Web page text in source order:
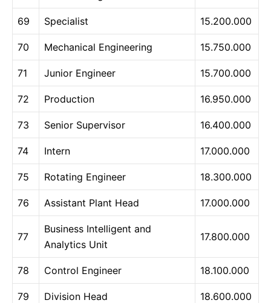
69 Specialist 15.200.000
70 Mechanical Engineering 15.750.000
71 Junior Engineer 15.700.000
72 Production 16.950.000
73 Senior Supervisor 16.400.000
74 Intern 17.000.000
75 Rotating Engineer 18.300.000
76 Assistant Plant Head 17.000.000
77
Business Intelligent and
Analytics Unit
17.800.000
78 Control Engineer 18.100.000
79 Division Head 18.600.000